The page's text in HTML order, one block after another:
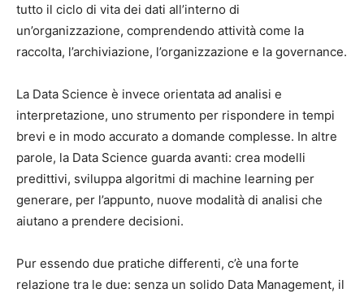
tutto il ciclo di vita dei dati all’interno di
un’organizzazione, comprendendo attività come la
raccolta, l’archiviazione, l’organizzazione e la governance.
La Data Science è invece orientata ad analisi e
interpretazione, uno strumento per rispondere in tempi
brevi e in modo accurato a domande complesse. In altre
parole, la Data Science guarda avanti: crea modelli
predittivi, sviluppa algoritmi di machine learning per
generare, per l’appunto, nuove modalità di analisi che
aiutano a prendere decisioni.
Pur essendo due pratiche differenti, c’è una forte
relazione tra le due: senza un solido Data Management, il